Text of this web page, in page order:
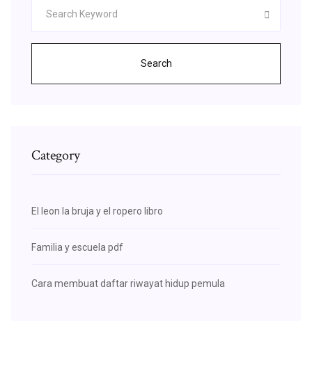
Search
Category
El leon la bruja y el ropero libro
Familia y escuela pdf
Cara membuat daftar riwayat hidup pemula